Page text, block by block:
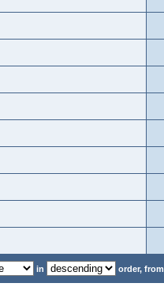
in order, from